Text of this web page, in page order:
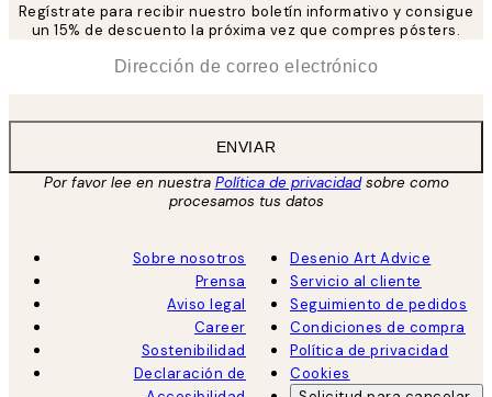
Regístrate para recibir nuestro boletín informativo y consigue
un 15% de descuento la próxima vez que compres pósters.
ENVIAR
Por favor lee en nuestra Política de privacidadsobre como
procesamos tus datos
Sobre nosotros
Prensa
Aviso legal
Career
Sostenibilidad
Declaración de
Desenio Art Advice
Servicio al cliente
Seguimiento de pedidos
Condiciones de compra
Política de privacidad
Cookies